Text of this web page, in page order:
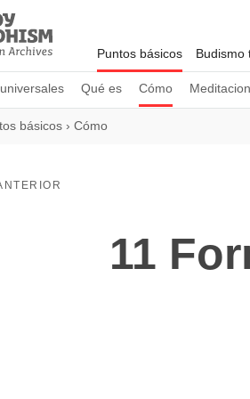
Puntos básicos
Qué es Cómo
Budismo
básicos › Cómo
11